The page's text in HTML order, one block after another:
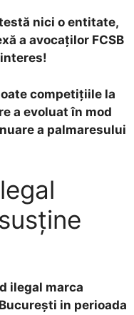
nici o entitate,
a avocaţilor FCSB
competiţiile la
a evoluat în mod
a palmaresului
ilegal marca
in perioada